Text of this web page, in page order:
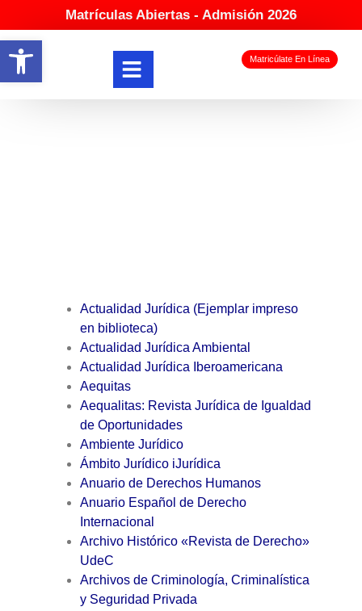
Abrir barra de herramientas
Matrículas Abiertas - Admisión 2026
Matricúlate En Línea
Actualidad Jurídica (Ejemplar impreso
en biblioteca)
Actualidad Jurídica Ambiental
Actualidad Jurídica Iberoamericana
Aequitas
Aequalitas: Revista Jurídica de Igualdad
de Oportunidades
Ambiente Jurídico
Ámbito Jurídico iJurídica
Anuario de Derechos Humanos
Anuario Español de Derecho
Internacional
Archivo Histórico «Revista de Derecho»
UdeC
Archivos de Criminología, Criminalística
y Seguridad Privada